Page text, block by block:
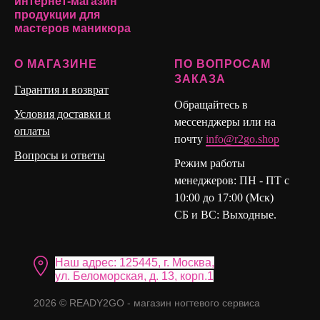
продукции для
мастеров маникюра
О МАГАЗИНЕ
Гарантия и возврат
Условия доставки и
оплаты
Вопросы и ответы
ПО ВОПРОСАМ
ЗАКАЗА
Обращайтесь в
мессенджеры или на
почту info@r2go.shop
Режим работы
менеджеров: ПН - ПТ с
10:00 до 17:00 (Мск)
СБ и ВС: Выходные.
Наш адрес: 125445, г. Москва,
ул. Бело морская, д. 13, корп.1
2026 © READY2GO - магазин ногтевого сервиса